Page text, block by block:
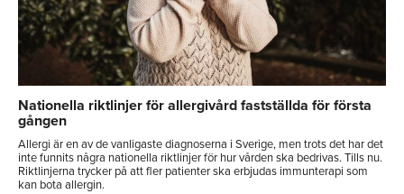
Nationella riktlinjer för allergivård fastställda för första
gången
Allergi är en av de vanligaste diagnoserna i Sverige, men trots det har det
inte funnits några nationella riktlinjer för hur vården ska bedrivas. Tills nu.
Riktlinjerna trycker på att fler patienter ska erbjudas immunterapi som
kan bota allergin.